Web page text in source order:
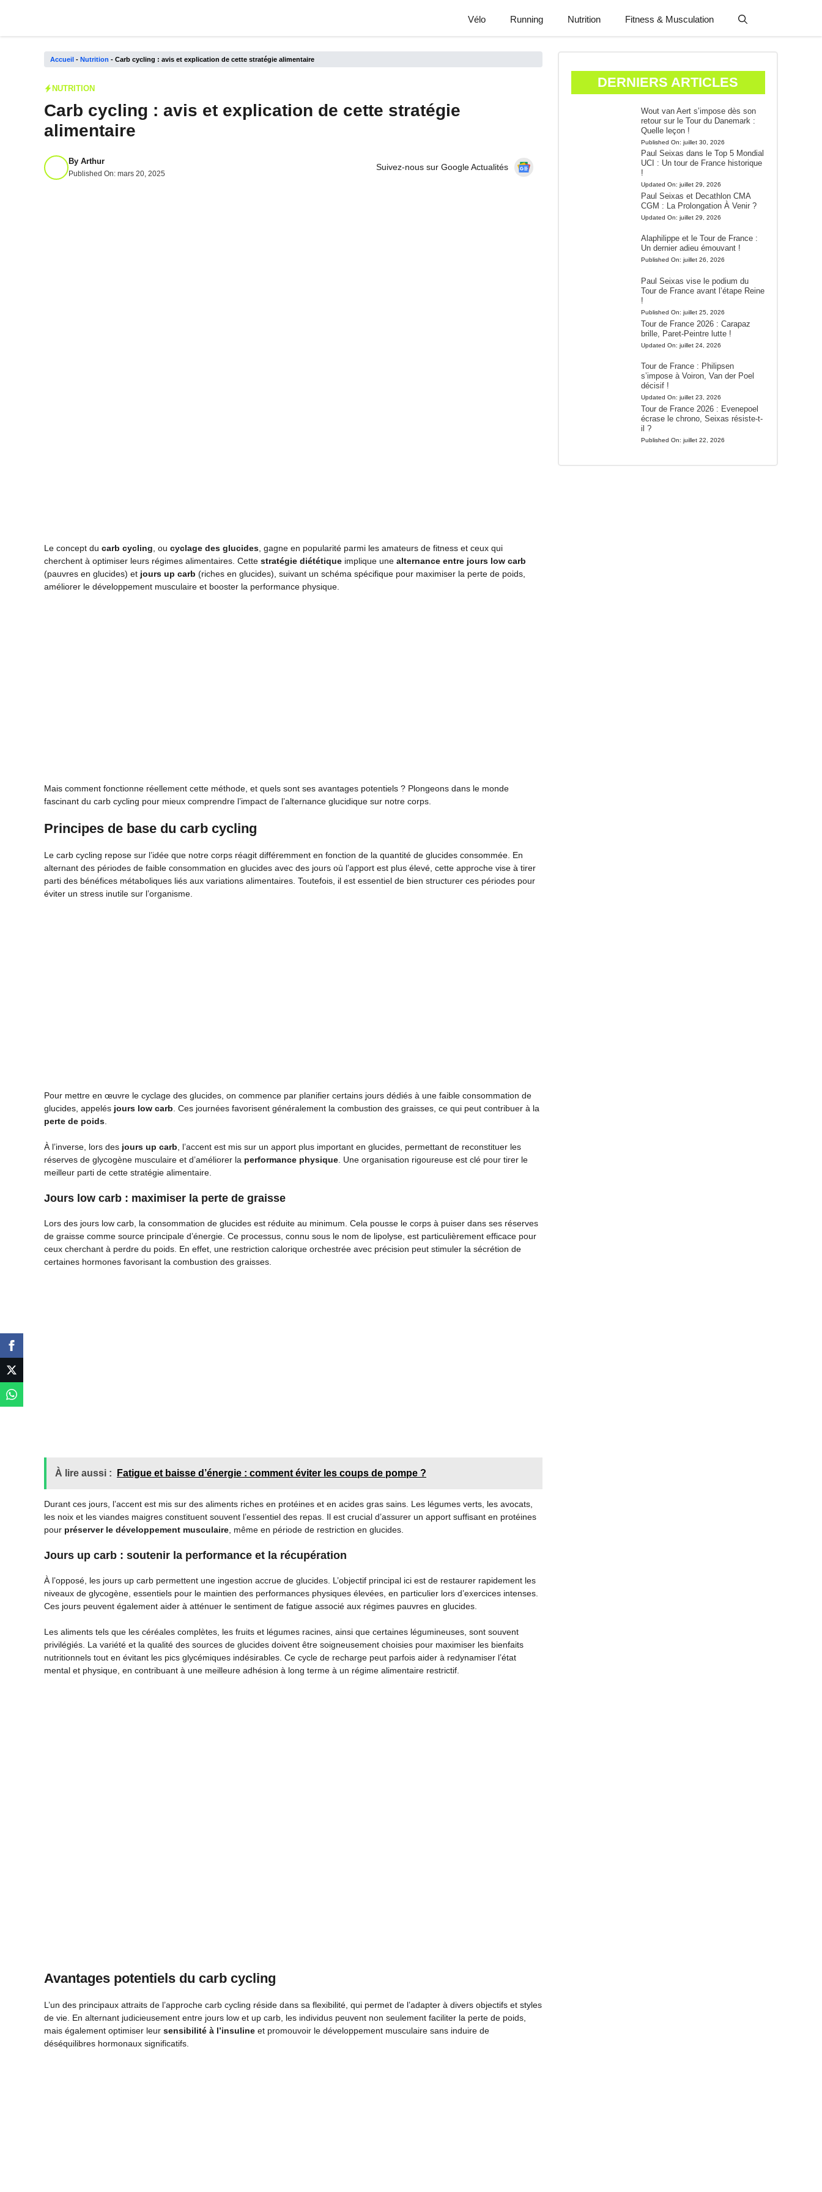
Vélo Running Nutrition Fitness & Musculation
Accueil - Nutrition - Carb cycling : avis et explication de cette stratégie alimentaire
NUTRITION
Carb cycling : avis et explication de cette stratégie
alimentaire
By Arthur
Published On: mars 20, 2025
Suivez-nous sur Google Actualités
Le concept du carb cycling, ou cyclage des glucides, gagne en popularité parmi les amateurs de fitness et ceux qui
cherchent à optimiser leurs régimes alimentaires. Cette stratégie diététique implique une alternance entre jours low carb
(pauvres en glucides) et jours up carb (riches en glucides), suivant un schéma spécifique pour maximiser la perte de poids,
améliorer le développement musculaire et booster la performance physique.
Mais comment fonctionne réellement cette méthode, et quels sont ses avantages potentiels ? Plongeons dans le monde
fascinant du carb cycling pour mieux comprendre l’impact de l’alternance glucidique sur notre corps.
Principes de base du carb cycling
Le carb cycling repose sur l’idée que notre corps réagit différemment en fonction de la quantité de glucides consommée. En
alternant des périodes de faible consommation en glucides avec des jours où l’apport est plus élevé, cette approche vise à tirer
parti des bénéfices métaboliques liés aux variations alimentaires. Toutefois, il est essentiel de bien structurer ces périodes pour
éviter un stress inutile sur l’organisme.
Pour mettre en œuvre le cyclage des glucides, on commence par planifier certains jours dédiés à une faible consommation de
glucides, appelés jours low carb. Ces journées favorisent généralement la combustion des graisses, ce qui peut contribuer à la
perte de poids.
À l’inverse, lors des jours up carb, l’accent est mis sur un apport plus important en glucides, permettant de reconstituer les
réserves de glycogène musculaire et d’améliorer la performance physique. Une organisation rigoureuse est clé pour tirer le
meilleur parti de cette stratégie alimentaire.
Jours low carb : maximiser la perte de graisse
Lors des jours low carb, la consommation de glucides est réduite au minimum. Cela pousse le corps à puiser dans ses réserves
de graisse comme source principale d’énergie. Ce processus, connu sous le nom de lipolyse, est particulièrement efficace pour
ceux cherchant à perdre du poids. En effet, une restriction calorique orchestrée avec précision peut stimuler la sécrétion de
certaines hormones favorisant la combustion des graisses.
À lire aussi : Fatigue et baisse d’énergie : comment éviter les coups de pompe ?
Durant ces jours, l’accent est mis sur des aliments riches en protéines et en acides gras sains. Les légumes verts, les avocats,
les noix et les viandes maigres constituent souvent l’essentiel des repas. Il est crucial d’assurer un apport suffisant en protéines
pour préserver le développement musculaire, même en période de restriction en glucides.
Jours up carb : soutenir la performance et la récupération
À l’opposé, les jours up carb permettent une ingestion accrue de glucides. L’objectif principal ici est de restaurer rapidement les
niveaux de glycogène, essentiels pour le maintien des performances physiques élevées, en particulier lors d’exercices intenses.
Ces jours peuvent également aider à atténuer le sentiment de fatigue associé aux régimes pauvres en glucides.
Les aliments tels que les céréales complètes, les fruits et légumes racines, ainsi que certaines légumineuses, sont souvent
privilégiés. La variété et la qualité des sources de glucides doivent être soigneusement choisies pour maximiser les bienfaits
nutritionnels tout en évitant les pics glycémiques indésirables. Ce cycle de recharge peut parfois aider à redynamiser l’état
mental et physique, en contribuant à une meilleure adhésion à long terme à un régime alimentaire restrictif.
Avantages potentiels du carb cycling
L’un des principaux attraits de l’approche carb cycling réside dans sa flexibilité, qui permet de l’adapter à divers objectifs et styles
de vie. En alternant judicieusement entre jours low et up carb, les individus peuvent non seulement faciliter la perte de poids,
mais également optimiser leur sensibilité à l’insuline et promouvoir le développement musculaire sans induire de
déséquilibres hormonaux significatifs.
DERNIERS ARTICLES
Wout van Aert s’impose dès son
retour sur le Tour du Danemark :
Quelle leçon !
Published On: juillet 30, 2026
Paul Seixas dans le Top 5 Mondial
UCI : Un tour de France historique
!
Updated On: juillet 29, 2026
Paul Seixas et Decathlon CMA
CGM : La Prolongation À Venir ?
Updated On: juillet 29, 2026
Alaphilippe et le Tour de France :
Un dernier adieu émouvant !
Published On: juillet 26, 2026
Paul Seixas vise le podium du
Tour de France avant l’étape Reine
!
Published On: juillet 25, 2026
Tour de France 2026 : Carapaz
brille, Paret-Peintre lutte !
Updated On: juillet 24, 2026
Tour de France : Philipsen
s’impose à Voiron, Van der Poel
décisif !
Updated On: juillet 23, 2026
Tour de France 2026 : Evenepoel
écrase le chrono, Seixas résiste-t-
il ?
Published On: juillet 22, 2026